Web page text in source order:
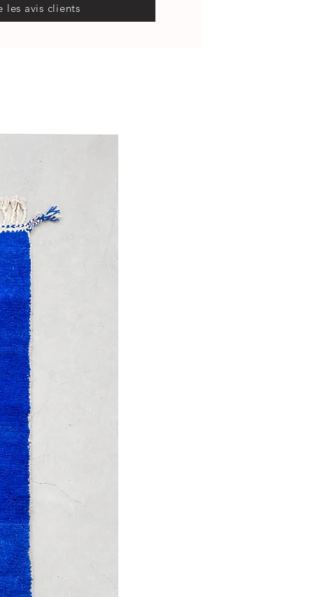
les avis clients